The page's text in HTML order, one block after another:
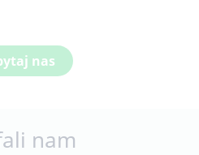
nas
nam